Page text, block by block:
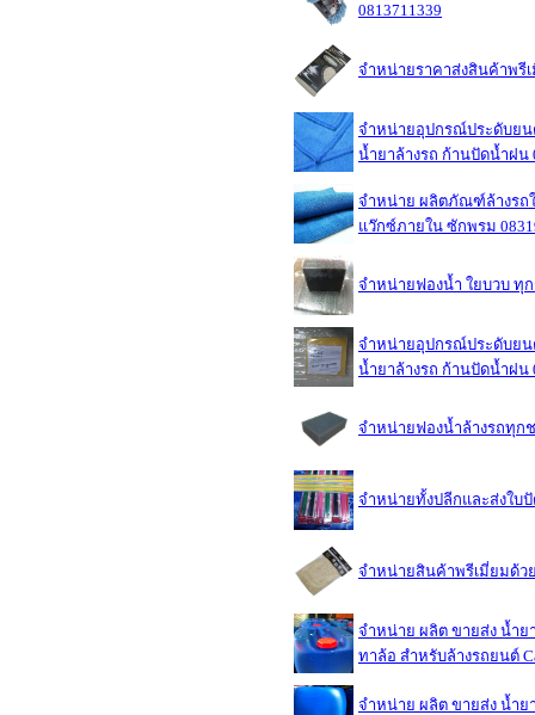
0813711339
จำหน่ายราคาส่งสินค้าพรี
จำหน่ายอุปกรณ์ประดับยน
น้ำยาล้างรถ ก้านปัดน้ำฝน
จำหน่าย ผลิตภัณฑ์ล้างรถ
แว๊กซ์ภายใน ซักพรม
จำหน่ายฟองน้ำ ใยบวบ ทุ
จำหน่ายอุปกรณ์ประดับยน
น้ำยาล้างรถ ก้านปัดน้ำฝน
จำหน่ายฟองน้ำล้างรถทุก
จำหน่ายทั้งปลีกและส่งใบ
จำหน่ายสินค้าพรีเมี่ยมด้ว
จำหน่าย ผลิต ขายส่ง น้ำย
ทาล้อ สำหรับล้างรถยนต์
จำหน่าย ผลิต ขายส่ง น้ำย